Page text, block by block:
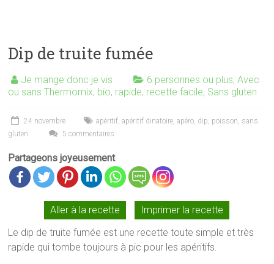
Dip de truite fumée
Je mange donc je vis 6 personnes ou plus,Avec
ou sans Thermomix, bio, rapide, recette facile, Sans gluten
24 novembre apéritif,apéritif dinatoire,apéro, dip, poisson, sans
gluten
5 commentaires
Partageons joyeusement
Aller à la recette
Imprimer la recette
Le dip de truite fumée est une recette toute simple et très
rapide qui tombe toujours à pic pour les apéritifs.